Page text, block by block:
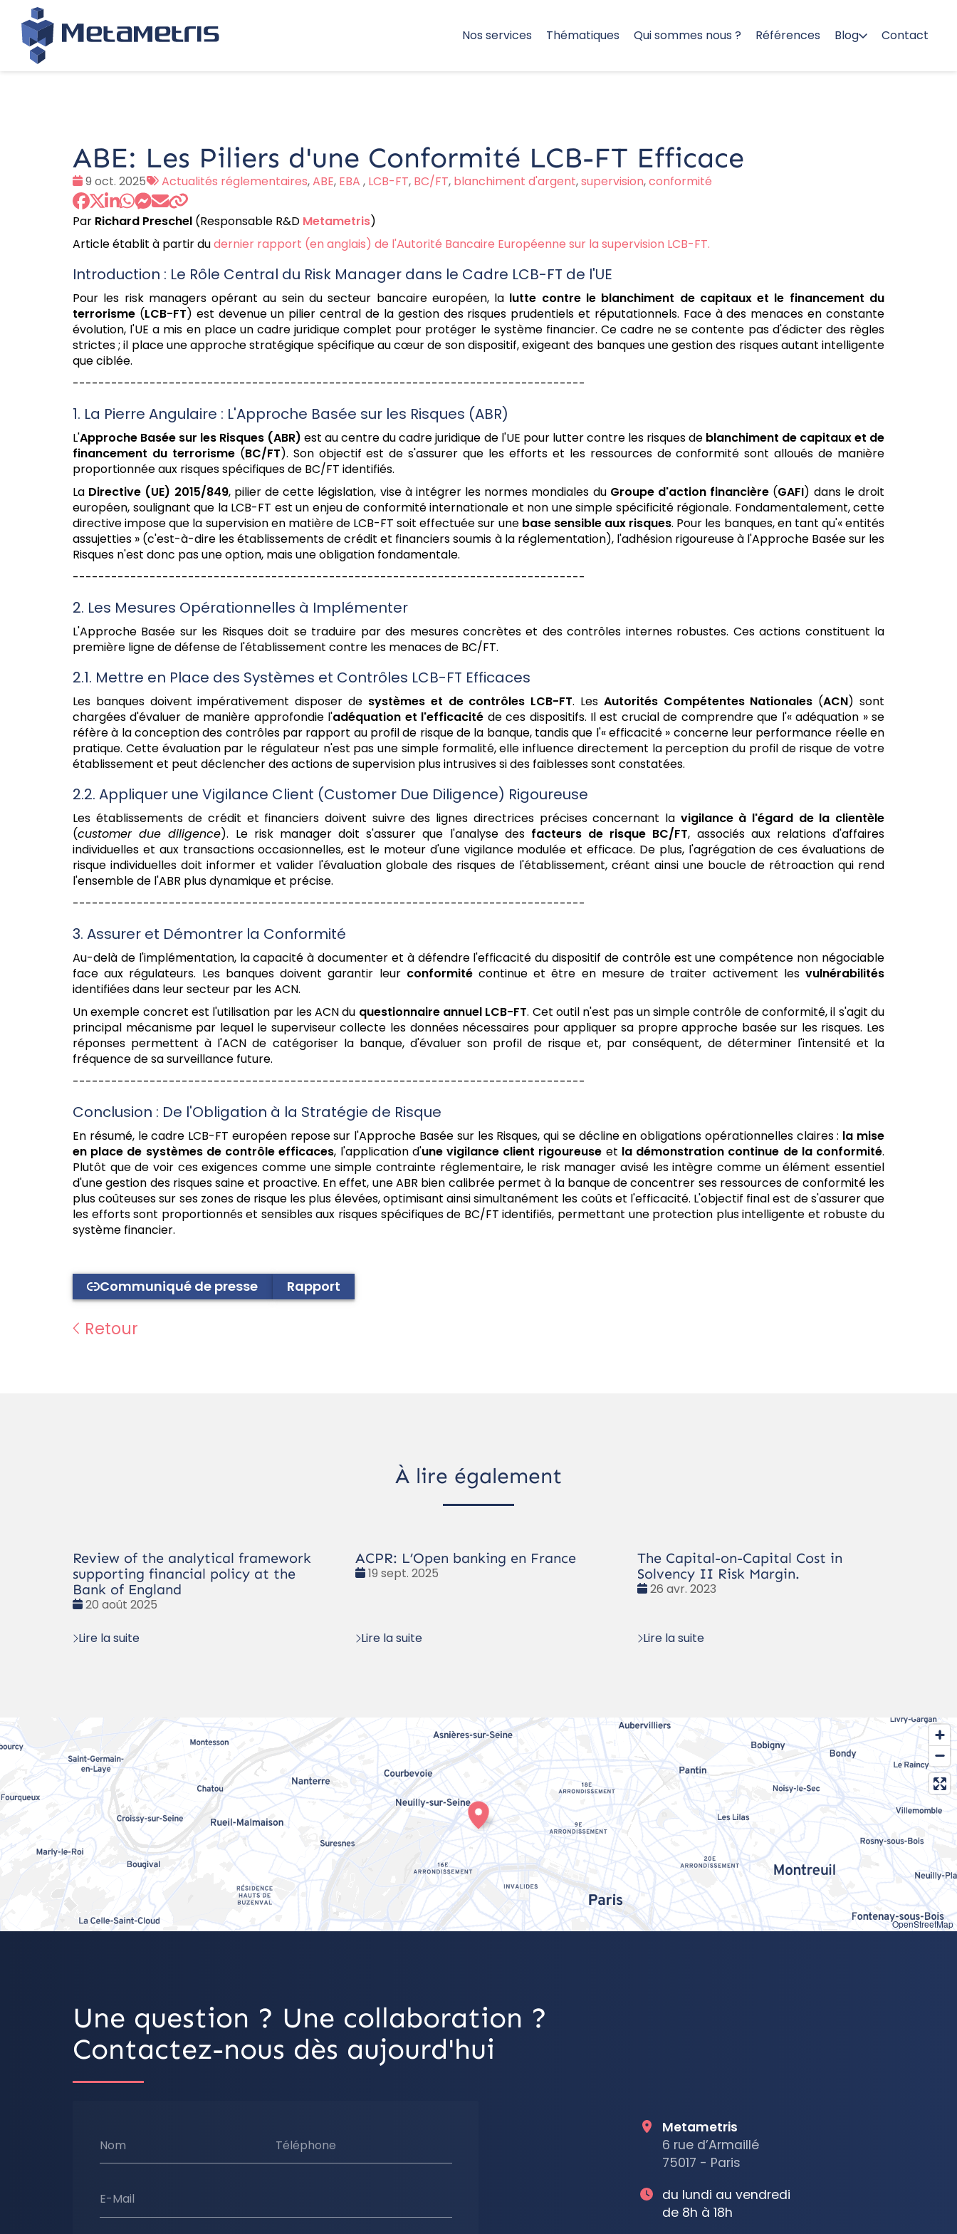
Nos services Thématiques Qui sommes nous ? Références Blog Contact
ABE: Les Piliers d'une Conformité LCB-FT Efficace
Date
:
9 oct. 2025
Tags
:
Actualités réglementaires,ABE, EBA , LCB-FT, BC/FT, blanchiment d'argent,supervision,conformité
Par Richard Preschel (Responsable R&D Metametris)
Article établit à partir dudernier rapport (en anglais) de l'Autorité Bancaire Européenne sur la supervision LCB-FT.
Introduction : Le Rôle Central du Risk Manager dans le Cadre LCB-FT de l'UE
Pour les risk managers opérant au sein du secteur bancaire européen, la lutte contre le blanchiment de capitaux et le financement du
terrorisme (LCB-FT) est devenue un pilier central de la gestion des risques prudentiels et réputationnels. Face à des menaces en constante
évolution, l'UE a mis en place un cadre juridique complet pour protéger le système financier. Ce cadre ne se contente pas d'édicter des règles
strictes ; il place une approche stratégique spécifique au cœur de son dispositif, exigeant des banques une gestion des risques autant intelligente
que ciblée.
--------------------------------------------------------------------------------
1. La Pierre Angulaire : L'Approche Basée sur les Risques (ABR)
L'Approche Basée sur les Risques (ABR) est au centre du cadre juridique de l'UE pour lutter contre les risques de blanchiment de capitaux et de
financement du terrorisme(BC/FT). Son objectif est de s'assurer que les efforts et les ressources de conformité sont alloués de manière
proportionnée aux risques spécifiques de BC/FT identifiés.
La Directive (UE) 2015/849, pilier de cette législation, vise à intégrer les normes mondiales du Groupe d'action financière (GAFI) dans le droit
européen, soulignant que la LCB-FT est un enjeu de conformité internationale et non une simple spécificité régionale. Fondamentalement, cette
directive impose que la supervision en matière de LCB-FT soit effectuée sur une base sensible aux risques. Pour les banques, en tant qu'« entités
assujetties » (c'est-à-dire les établissements de crédit et financiers soumis à la réglementation), l'adhésion rigoureuse à l'Approche Basée sur les
Risques n'est donc pas une option, mais une obligation fondamentale.
--------------------------------------------------------------------------------
2. Les Mesures Opérationnelles à Implémenter
L'Approche Basée sur les Risques doit se traduire par des mesures concrètes et des contrôles internes robustes. Ces actions constituent la
première ligne de défense de l'établissement contre les menaces de BC/FT.
2.1. Mettre en Place des Systèmes et Contrôles LCB-FT Efficaces
Les banques doivent impérativement disposer de systèmes et de contrôles LCB-FT. Les Autorités Compétentes Nationales (ACN) sont
chargées d'évaluer de manière approfondie l'adéquation et l'efficacité de ces dispositifs. Il est crucial de comprendre que l'« adéquation » se
réfère à la conception des contrôles par rapport au profil de risque de la banque, tandis que l'« efficacité » concerne leur performance réelle en
pratique. Cette évaluation par le régulateur n'est pas une simple formalité, elle influence directement la perception du profil de risque de votre
établissement et peut déclencher des actions de supervision plus intrusives si des faiblesses sont constatées.
2.2. Appliquer une Vigilance Client (Customer Due Diligence) Rigoureuse
Les établissements de crédit et financiers doivent suivre des lignes directrices précises concernant la vigilance à l'égard de la clientèle
(customer due diligence). Le risk manager doit s'assurer que l'analyse des facteurs de risque BC/FT, associés aux relations d'affaires
individuelles et aux transactions occasionnelles, est le moteur d'une vigilance modulée et efficace. De plus, l'agrégation de ces évaluations de
risque individuelles doit informer et valider l'évaluation globale des risques de l'établissement, créant ainsi une boucle de rétroaction qui rend
l'ensemble de l'ABR plus dynamique et précise.
--------------------------------------------------------------------------------
3. Assurer et Démontrer la Conformité
Au-delà de l'implémentation, la capacité à documenter et à défendre l'efficacité du dispositif de contrôle est une compétence non négociable
face aux régulateurs. Les banques doivent garantir leur conformitécontinue et être en mesure de traiter activement lesvulnérabilités
identifiées dans leur secteur par les ACN.
Un exemple concret est l'utilisation par les ACN du questionnaire annuel LCB-FT. Cet outil n'est pas un simple contrôle de conformité, il s'agit du
principal mécanisme par lequel le superviseur collecte les données nécessaires pour appliquer sa propre approche basée sur les risques. Les
réponses permettent à l'ACN de catégoriser la banque, d'évaluer son profil de risque et, par conséquent, de déterminer l'intensité et la
fréquence de sa surveillance future.
--------------------------------------------------------------------------------
Conclusion : De l'Obligation à la Stratégie de Risque
En résumé, le cadre LCB-FT européen repose sur l'Approche Basée sur les Risques, qui se décline en obligations opérationnelles claires : la mise
en place de systèmes de contrôle efficaces, l'application d'une vigilance client rigoureuse et la démonstration continue de la conformité.
Plutôt que de voir ces exigences comme une simple contrainte réglementaire, le risk manager avisé les intègre comme un élément essentiel
d'une gestion des risques saine et proactive. En effet, une ABR bien calibrée permet à la banque de concentrer ses ressources de conformité les
plus coûteuses sur ses zones de risque les plus élevées, optimisant ainsi simultanément les coûts et l'efficacité. L'objectif final est de s'assurer que
les efforts sont proportionnés et sensibles aux risques spécifiques de BC/FT identifiés, permettant une protection plus intelligente et robuste du
système financier.
Communiqué de presse Rapport
Retour
À lire également
Review of the analytical framework
supporting financial policy at the
Bank of England
Date
20 août 2025
Lire la suite
ACPR: L’Open banking en France
Date
19 sept. 2025
Lire la suite
The Capital-on-Capital Cost in
Solvency II Risk Margin.
Date
26 avr. 2023
Lire la suite
OpenStreetMap
Une question ? Une collaboration ?
Contactez-nous dès aujourd'hui
Nom Téléphone
E-Mail
Metametris
6 rue d’Armaillé
75017 - Paris
du lundi au vendredi
de 8h à 18h